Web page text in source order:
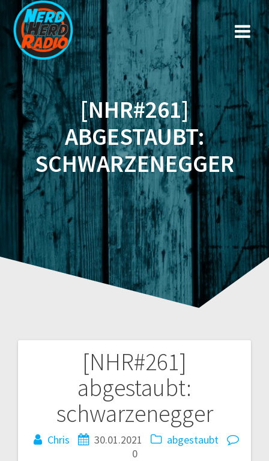
Zum
Inhalt
springen
[NHR#261]
ABGESTAUBT:
SCHWARZENEGGER
[NHR#261]
abgestaubt:
schwarzenegger
Chris 30.01.2021
abgestaubt
0
Beitragsnavigation